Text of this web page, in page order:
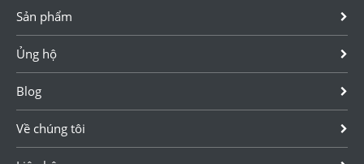
Sản phẩm
Ủng hộ
Blog
Về chúng tôi